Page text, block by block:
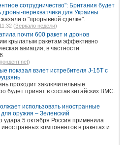
сотрудничество": Британия будет
дроны-перехватчики для Украины
о "прорывной сделке".
(Зеркало недели)
почти 600 ракет и дронов
крылатым ракетам эффективно
авиация, в частности
)
показал взлет истребителя J-15T с
проходит заключительные
будет принят в состав китайских ВМС.
использовать иностранные
оружия – Зеленский
удара 5 октября Россия применила
компонентов в ракетах и